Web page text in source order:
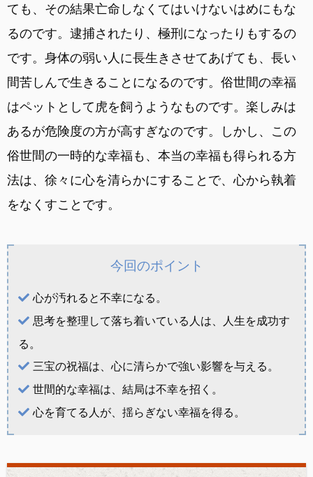
ても、その結果亡命しなくてはいけないはめにもな
るのです。逮捕されたり、極刑になったりもするの
です。身体の弱い人に長生きさせてあげても、長い
間苦しんで生きることになるのです。俗世間の幸福
はペットとして虎を飼うようなものです。楽しみは
あるが危険度の方が高すぎなのです。しかし、この
俗世間の一時的な幸福も、本当の幸福も得られる方
法は、徐々に心を清らかにすることで、心から執着
をなくすことです。
今回のポイント
心が汚れると不幸になる。
思考を整理して落ち着いている人は、人生を成功す
る。
三宝の祝福は、心に清らかで強い影響を与える。
世間的な幸福は、結局は不幸を招く。
心を育てる人が、揺らぎない幸福を得る。